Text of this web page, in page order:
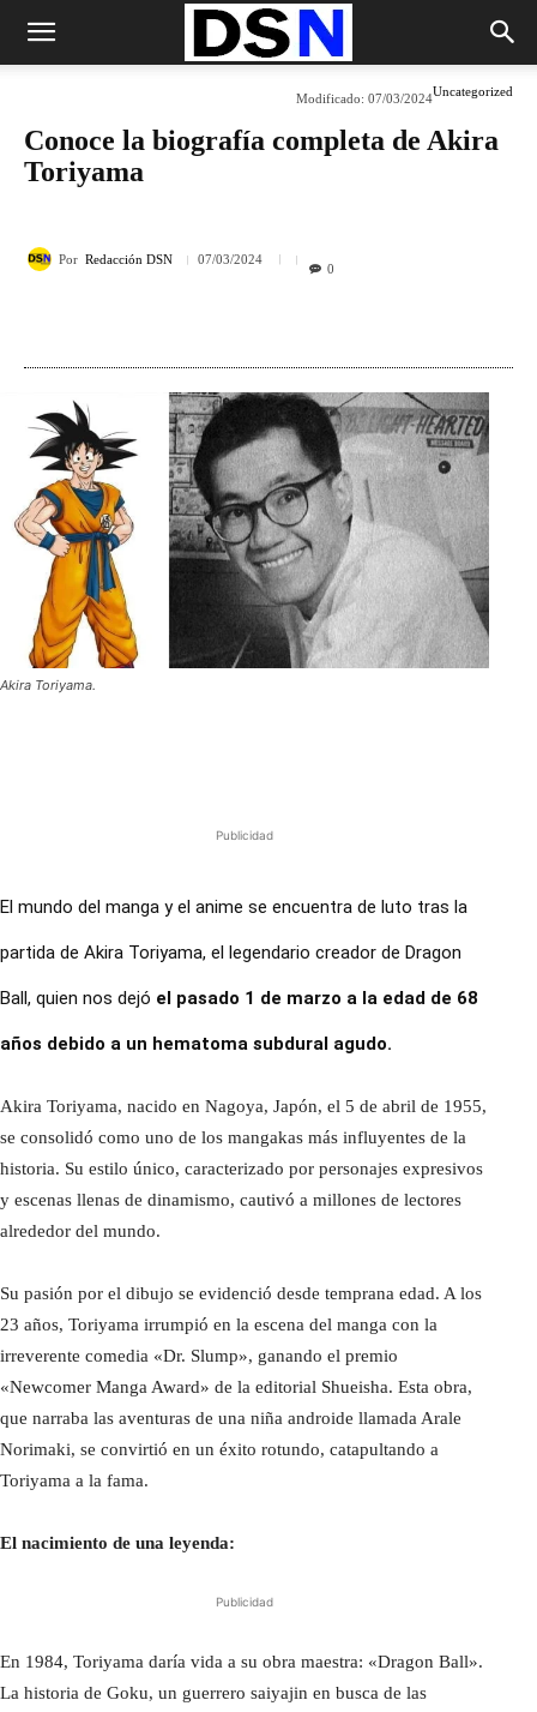
Uncategorized
Modificado: 07/03/2024
Conoce la biografía completa de Akira
Toriyama
Por Redacción DSN 07/03/2024
0
Akira Toriyama.
Publicidad
El mundo del manga y el anime se encuentra de luto tras la
partida de Akira Toriyama, el legendario creador de Dragon
Ball, quien nos dejó el pasado 1 de marzo a la edad de 68
años debido a un hematoma subdural agudo.
Akira Toriyama, nacido en Nagoya, Japón, el 5 de abril de 1955,
se consolidó como uno de los mangakas más influyentes de la
historia. Su estilo único, caracterizado por personajes expresivos
y escenas llenas de dinamismo, cautivó a millones de lectores
alrededor del mundo.
Su pasión por el dibujo se evidenció desde temprana edad. A los
23 años, Toriyama irrumpió en la escena del manga con la
irreverente comedia «Dr. Slump», ganando el premio
«Newcomer Manga Award» de la editorial Shueisha. Esta obra,
que narraba las aventuras de una niña androide llamada Arale
Norimaki, se convirtió en un éxito rotundo, catapultando a
Toriyama a la fama.
El nacimiento de una leyenda:
Publicidad
En 1984, Toriyama daría vida a su obra maestra: «Dragon Ball».
La historia de Goku, un guerrero saiyajin en busca de las